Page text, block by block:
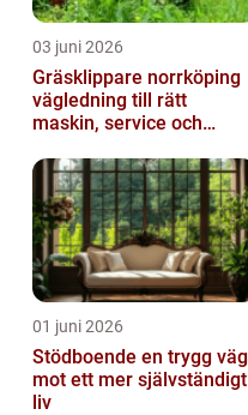
03 juni 2026
Gräsklippare norrköping
vägledning till rätt
maskin, service och
01 juni 2026
Stödboende en trygg väg
mot ett mer självständigt
liv